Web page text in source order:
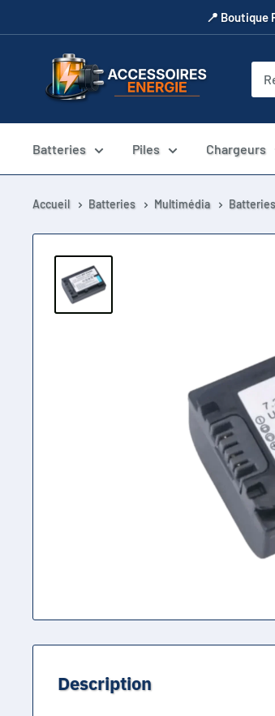
au
​📍​ Boutique
Accessoires
Energie
Batteries Piles Chargeurs
Accueil Batteries Multimédia
Description